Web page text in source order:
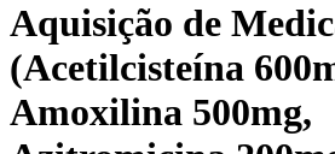
Aquisição de
(Acetilcisteína
Amoxilina 500mg,